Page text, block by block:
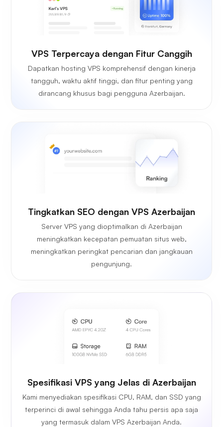
VPS Terpercaya dengan Fitur Canggih
Dapatkan hosting VPS komprehensif dengan kinerja
tangguh, waktu aktif tinggi, dan fitur penting yang
dirancang khusus bagi pengguna Azerbaijan.
Tingkatkan SEO dengan VPS Azerbaijan
Server VPS yang dioptimalkan di Azerbaijan
meningkatkan kecepatan pemuatan situs web,
meningkatkan peringkat pencarian dan jangkauan
pengunjung.
Spesifikasi VPS yang Jelas di Azerbaijan
Kami menyediakan spesifikasi CPU, RAM, dan SSD yang
terperinci di awal sehingga Anda tahu persis apa saja
yang termasuk dalam VPS Azerbaijan Anda.